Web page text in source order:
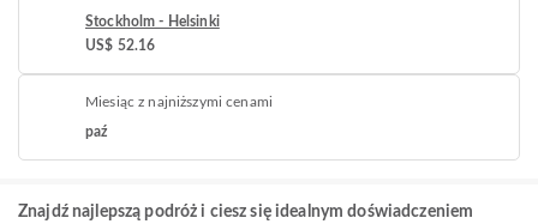
Stockholm - Helsinki
US$ 52.16
Miesiąc z najniższymi cenami
paź
Znajdź najlepszą podróż i ciesz się idealnym doświadczeniem